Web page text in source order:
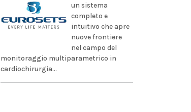
un sistema
completo e
intuitivo che apre
nuove frontiere
nel campo del
monitoraggio multiparametrico in
cardiochirurgia...